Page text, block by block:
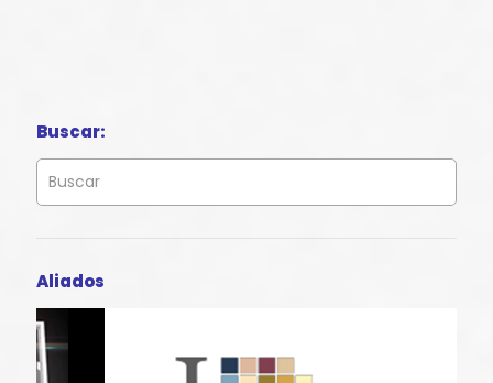
Buscar:
Aliados